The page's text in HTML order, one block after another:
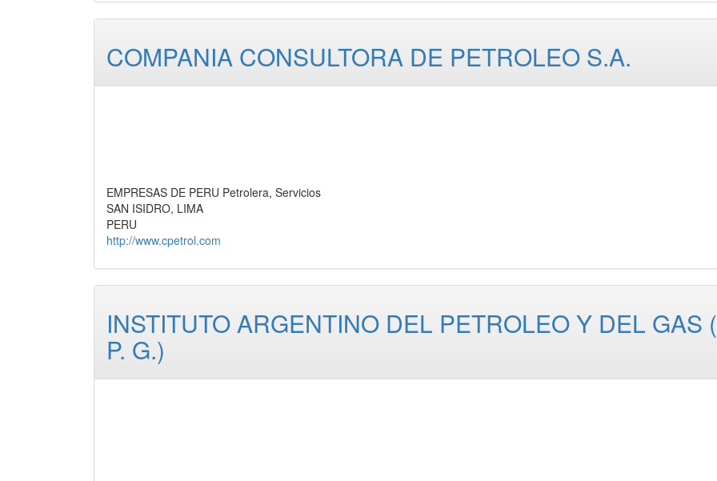
COMPANIA CONSULTORA DE PETROLEO S.A.
EMPRESAS DE PERU Petrolera, Servicios
SAN ISIDRO, LIMA
PERU
http://www.cpetrol.com
INSTITUTO ARGENTINO DEL PETROLEO Y DEL GAS
P. G.)